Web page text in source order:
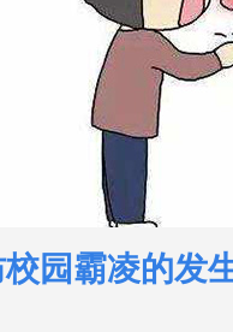
园霸凌的发